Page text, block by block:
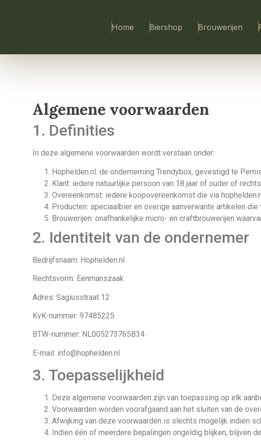
Home Biershop Brouwerijen
Algemene voorwaarden
1. Definities
In deze algemene voorwaarden wordt verstaan onder:
Hophelden.nl: de onderneming Trendybox, gevestigd te
Klant: iedere natuurlijke persoon van 18 jaar of ouder of
Overeenkomst: iedere koopovereenkomst die via
Producten: speciaalbier en overige aanverwante artikelen die
Brouwerijen: onafhankelijke micro- en craftbrouwerijen
2. Identiteit van de ondernemer
Bedrijfsnaam: Hophelden.nl
Rechtsvorm: Eenmanszaak
Adres: Sagiusstraat 12
KvK-nummer: 97485225
BTW-nummer: NL005273765B34
E-mail: info@hophelden.nl
3. Toepasselijkheid
Deze algemene voorwaarden zijn van toepassing op elk
Voorwaarden worden voorafgaand aan het sluiten van de
Afwijking van deze voorwaarden is slechts mogelijk indien
Indien één of meerdere bepalingen ongeldig blijken, blijven